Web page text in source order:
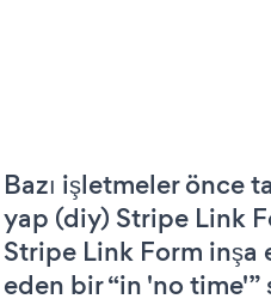
Bazı işletmeler önce
yap (diy) Stripe Link
Stripe Link Form
eden bir “in 'no